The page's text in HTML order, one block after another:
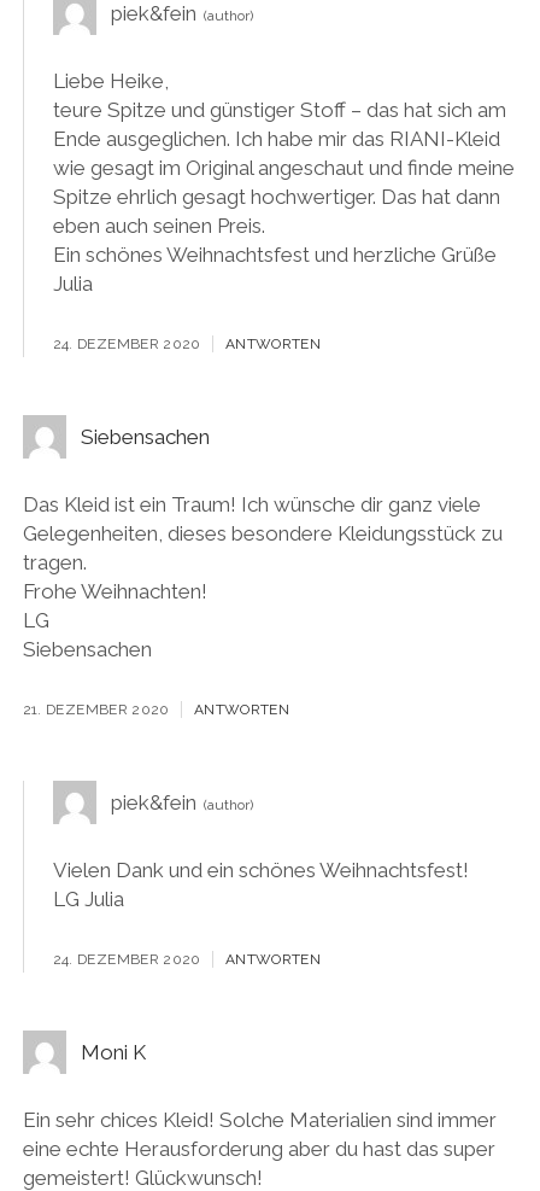
piek&fein
Liebe Heike,
teure Spitze und günstiger Stoff – das hat sich am
Ende ausgeglichen. Ich habe mir das RIANI-Kleid
wie gesagt im Original angeschaut und finde meine
Spitze ehrlich gesagt hochwertiger. Das hat dann
eben auch seinen Preis.
Ein schönes Weihnachtsfest und herzliche Grüße
Julia
24. DEZEMBER 2020 ANTWORTEN
Siebensachen
Das Kleid ist ein Traum! Ich wünsche dir ganz viele
Gelegenheiten, dieses besondere Kleidungsstück zu
tragen.
Frohe Weihnachten!
LG
Siebensachen
21. DEZEMBER 2020 ANTWORTEN
piek&fein
Vielen Dank und ein schönes Weihnachtsfest!
LG Julia
24. DEZEMBER 2020 ANTWORTEN
Moni K
Ein sehr chices Kleid! Solche Materialien sind immer
eine echte Herausforderung aber du hast das super
gemeistert! Glückwunsch!